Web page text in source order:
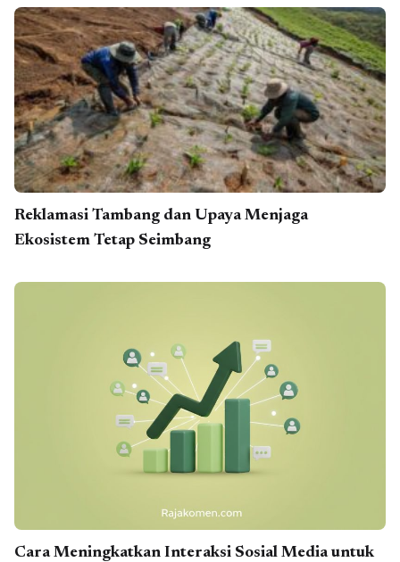
Reklamasi Tambang dan Upaya Menjaga
Ekosistem Tetap Seimbang
Cara Meningkatkan Interaksi Sosial Media untuk